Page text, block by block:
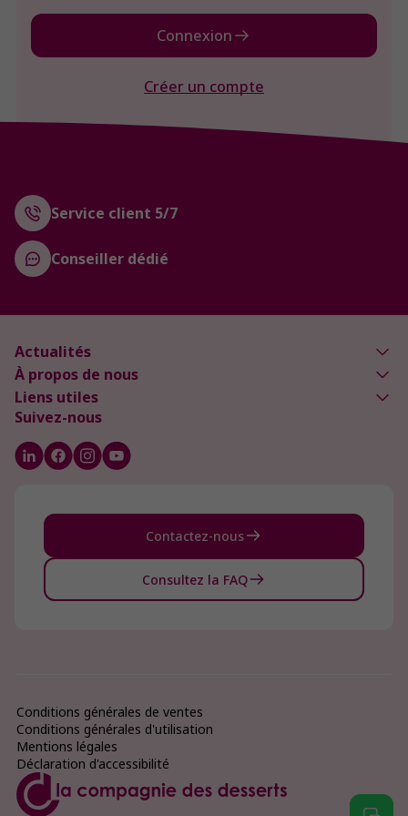
Connexion
Créer un compte
Service client 5/7
Conseiller dédié
Actualités
À propos de nous
Liens utiles
Suivez-nous
Contactez-nous
Consultez la FAQ
Conditions générales de ventes
Conditions générales d'utilisation
Mentions légales
Déclaration d'accessibilité